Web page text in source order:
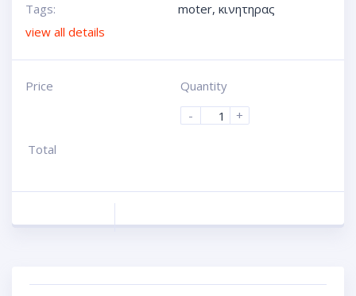
Tags:
moter, κινητηρας
view all details
Price
Quantity
-
+
Total